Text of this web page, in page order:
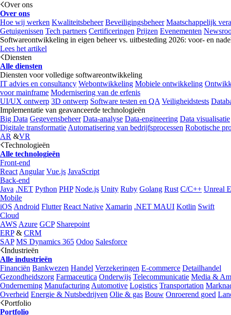
Over ons
Over ons
Hoe wij werken Kwaliteitsbeheer Beveiligingsbeheer Maatschappelijk
Getuigenissen Tech partners Certificeringen Prijzen Evenementen
Softwareontwikkeling in eigen beheer vs. uitbesteding 2026: voor- en
Lees het artikel
Diensten
Alle diensten
Diensten voor volledige softwareontwikkeling
IT advies en consultancy Webontwikkeling Mobiele ontwikkeling
voor mainframe Modernisering van de erfenis
UI/UX ontwerp 3D ontwerp Software testen en QA Veiligheidstests
Implementatie van geavanceerde technologieën
Big Data Gegevensbeheer Data-analyse Data-engineering Data visualisatie
Digitale transformatie Automatisering van bedrijfsprocessen Robotische
AR &VR
Technologieën
Alle technologieën
Front-end
React Angular Vue.js JavaScript
Back-end
Java .NET Python PHP Node.js Unity Ruby Golang Rust C/C++ Unreal
Mobile
iOS Android Flutter React Native Xamarin .NET MAUI Kotlin Swift
Cloud
AWS Azure GCP Sharepoint
ERP& CRM
SAP MS Dynamics 365 Odoo Salesforce
Industrieën
Alle industrieën
Financiën Bankwezen Handel Verzekeringen E-commerce Detailhandel
Gezondheidszorg Farmaceutica Onderwijs Telecommunicatie Media &
Onderneming Manufacturing Automotive Logistics Transportation
Overheid Energie & Nutsbedrijven Olie & gas Bouw Onroerend goed
Portfolio
Portfolio